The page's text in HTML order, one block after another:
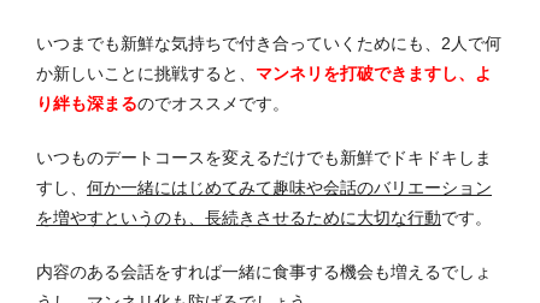
いつまでも新鮮な気持ちで付き合っていくためにも、2人で何
か新しいことに挑戦すると、 マンネリを打破できますし、よ
り絆も深まるのでオススメです。
いつものデートコースを変えるだけでも新鮮でドキドキしま
すし、 何か一緒にはじめてみて趣味や会話のバリエーション
を増やすというのも、長続きさせるために大切な行動です。
内容のある会話をすれば一緒に食事する機会も増えるでしょ